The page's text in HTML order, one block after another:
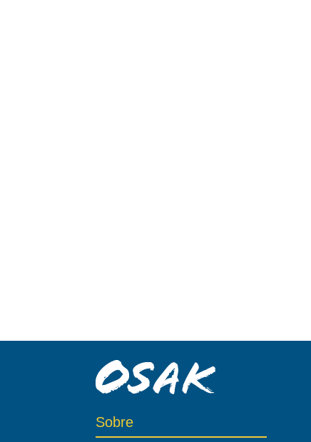
Sobre